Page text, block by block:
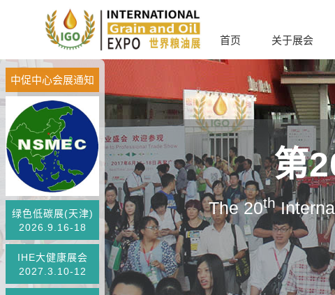
首页 关于展会
第
The 20th
中促中心会展通知
绿色低碳展(天津)
2026.9.16-18
IHE大健康展会
2027.3.10-12